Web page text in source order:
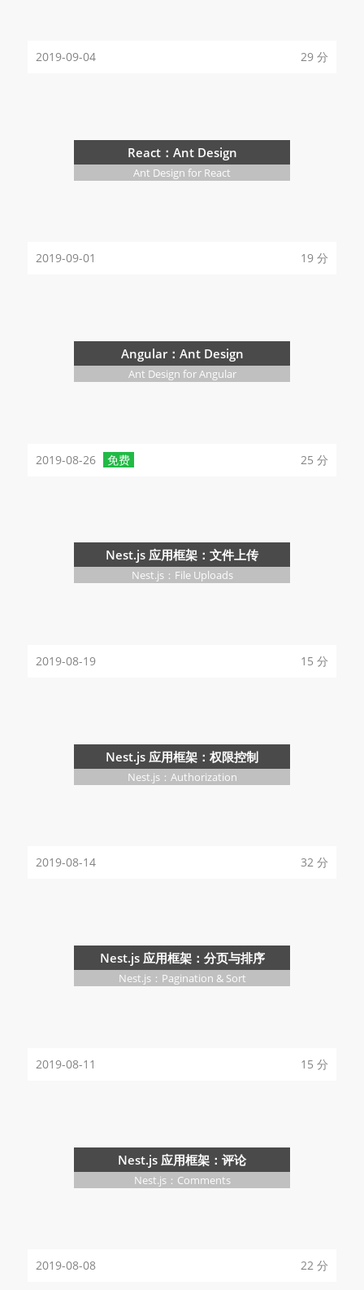
2019-09-04 29 分
React：Ant Design
Ant Design for React
2019-09-01 19 分
Angular：Ant Design
Ant Design for Angular
2019-08-26 免费 25 分
Nest.js 应用框架：文件上传
Nest.js：File Uploads
2019-08-19 15 分
Nest.js 应用框架：权限控制
Nest.js：Authorization
2019-08-14 32 分
Nest.js 应用框架：分页与排序
Nest.js：Pagination & Sort
2019-08-11 15 分
Nest.js 应用框架：评论
Nest.js：Comments
2019-08-08 22 分